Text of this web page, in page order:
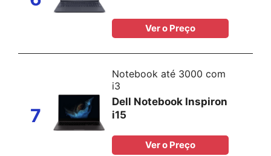
Ver o Preço
7
Notebook até 3000 com
i3
Dell Notebook Inspiron
i15
Ver o Preço